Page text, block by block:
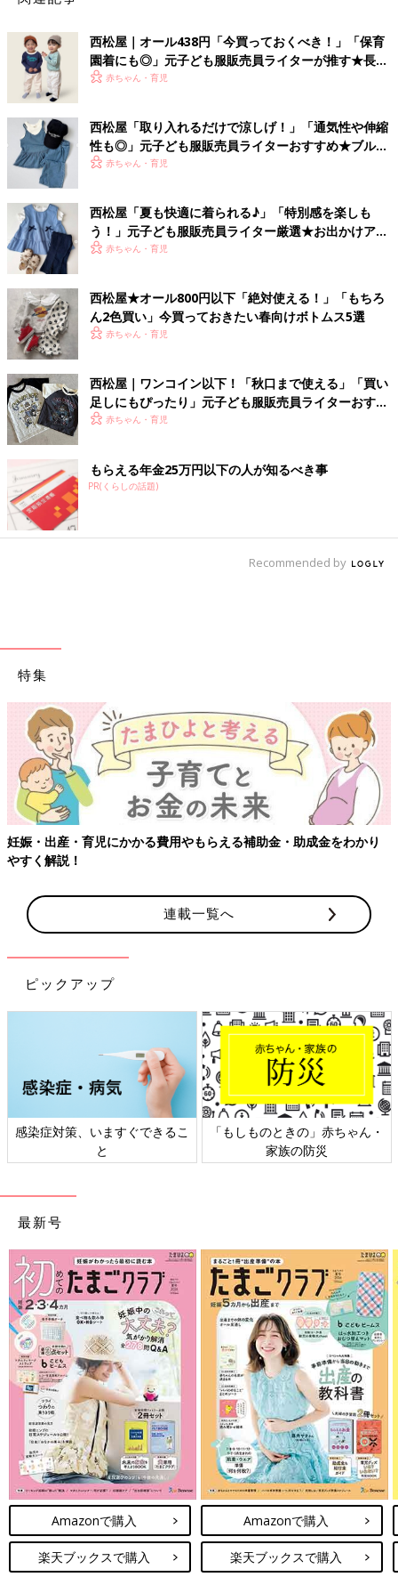
西松屋｜オール438円「今買っておくべき！」「保育
園着にも◎」元子ども服販売員ライターが推す★長袖
Tシャツ5選
赤ちゃん・育児
西松屋「取り入れるだけで涼しげ！」「通気性や伸縮
性も◎」元子ども服販売員ライターおすすめ★ブルー
アイテム5選
赤ちゃん・育児
西松屋「夏も快適に着られる♪」「特別感を楽しも
う！」元子ども服販売員ライター厳選★お出かけアイ
テム5選
赤ちゃん・育児
西松屋★オール800円以下「絶対使える！」「もちろ
ん2色買い」今買っておきたい春向けボトムス5選
赤ちゃん・育児
西松屋｜ワンコイン以下！「秋口まで使える」「買い
足しにもぴったり」元子ども服販売員ライターおすす
め★半袖Tシャツ5選
赤ちゃん・育児
もらえる年金25万円以下の人が知るべき事
PR(くらしの話題)
Recommended by
特集
妊娠・出産・育児にかかる費用やもらえる補助金・助成金をわかり
やすく解説！
連載一覧へ
ピックアップ
感染症対策、いますぐできるこ
と
「もしものときの」赤ちゃん・
家族の防災
最新号
Amazonで購入
楽天ブックスで購入
Amazonで購入
楽天ブックスで購入